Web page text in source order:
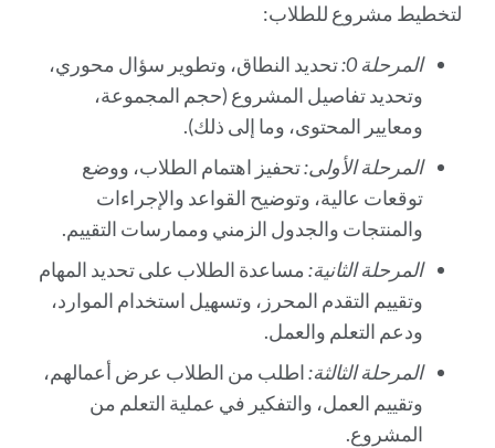
لتخطيط مشروع للطلاب:
المرحلة 0:
تحديد النطاق، وتطوير سؤال محوري،
وتحديد تفاصيل المشروع (حجم المجموعة،
ومعايير المحتوى، وما إلى ذلك).
المرحلة الأولى:تحفيز اهتمام الطلاب، ووضع
توقعات عالية، وتوضيح القواعد والإجراءات
والمنتجات والجدول الزمني وممارسات التقييم.
المرحلة الثانية:مساعدة الطلاب على تحديد المهام
وتقييم التقدم المحرز، وتسهيل استخدام الموارد،
ودعم التعلم والعمل.
المرحلة الثالثة:اطلب من الطلاب عرض أعمالهم،
وتقييم العمل، والتفكير في عملية التعلم من
المشروع.